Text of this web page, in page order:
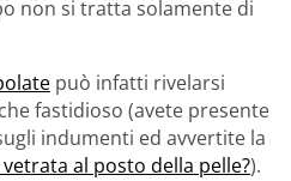
non si tratta solamente di
può infatti rivelarsi
fastidioso (avete presente
indumenti ed avvertite la
al posto della pelle?).